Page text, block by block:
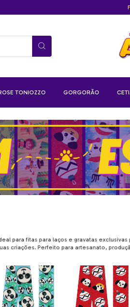
TONIOZZO GORGORÃO
para fitas para laços e gravatas
criações. Perfeito para artesanato,